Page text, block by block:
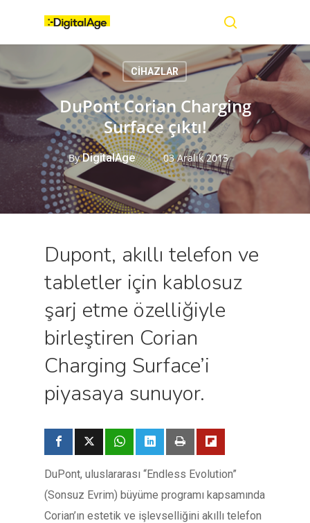
content
CİHAZLAR
DuPont Corian Charging
Surface çıktı!
By DigitalAge 03 Aralık 2015
Dupont, akıllı telefon ve
tabletler için kablosuz
şarj etme özelliğiyle
birleştiren Corian
Charging Surface’i
piyasaya sunuyor.
DuPont, uluslararası “Endless Evolution”
(Sonsuz Evrim) büyüme programı kapsamında
Corian’ın estetik ve işlevselliğini akıllı telefon